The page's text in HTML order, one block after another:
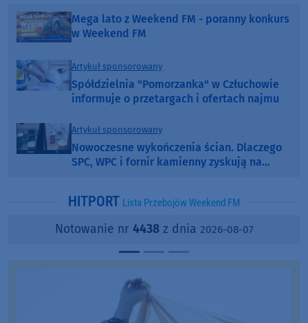
Mega lato z Weekend FM - poranny konkurs
w Weekend FM
Artykuł sponsorowany
Spółdzielnia "Pomorzanka" w Człuchowie
informuje o przetargach i ofertach najmu
Artykuł sponsorowany
Nowoczesne wykończenia ścian. Dlaczego
SPC, WPC i fornir kamienny zyskują na
HITPORT Lista Przebojów Weekend FM
Notowanie nr 4438z dnia 2026-08-07